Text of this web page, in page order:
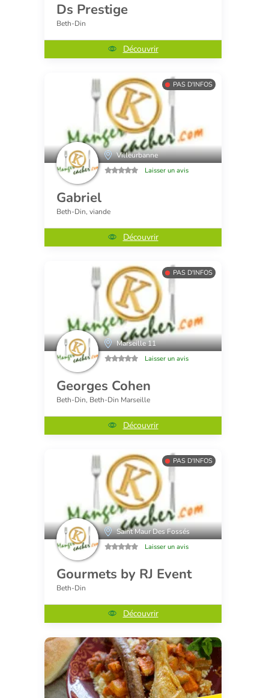
Ds Prestige
Beth-Din
Découvrir
PAS D'INFOS
Villeurbanne
Laisser un avis
Gabriel
Beth-Din, viande
Découvrir
PAS D'INFOS
Marseille 11
Laisser un avis
Georges Cohen
Beth-Din, Beth-Din Marseille
Découvrir
PAS D'INFOS
Saint Maur Des Fossés
Laisser un avis
Gourmets by RJ Event
Beth-Din
Découvrir